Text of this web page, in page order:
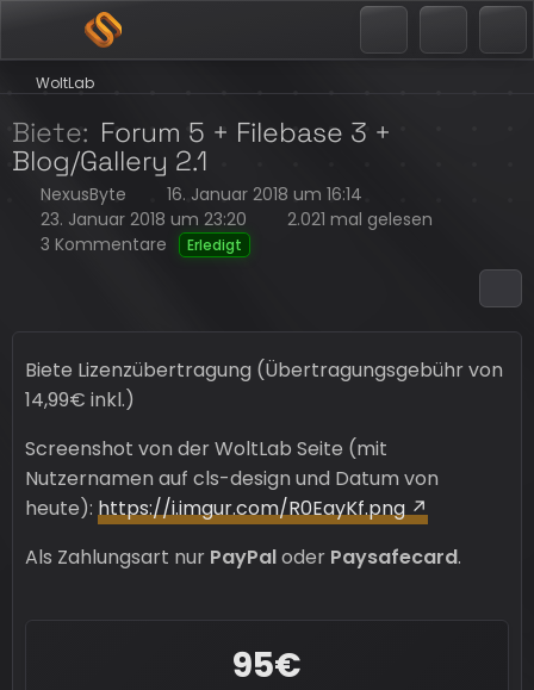
WoltLab
Biete Forum 5 + Filebase 3 +
Blog/Gallery 2.1
NexusByte
16. Januar 2018 um 16:14
23. Januar 2018 um 23:20
2.021 mal gelesen
3 Kommentare
Erledigt
Biete Lizenzübertragung (Übertragungsgebühr von
14,99€ inkl.)
Screenshot von der WoltLab Seite (mit
Nutzernamen auf cls-design und Datum von
heute): https://i.imgur.com/R0EayKf.png
Als Zahlungsart nur PayPaloder Paysafecard.
95€